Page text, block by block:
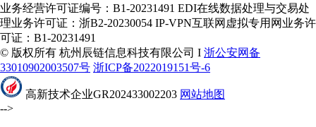
业务经营许可证编号：B1-20231491 EDI在线数据处理与交易处
理业务许可证：浙B2-20230054 IP-VPN互联网虚拟专用网业务许
可证：B1-20231491
© 版权所有 杭州辰链信息科技有限公司 I 浙公安网备
33010902003507号 浙ICP备2022019151号-6
高新技术企业GR202433002203 网站地图
-->